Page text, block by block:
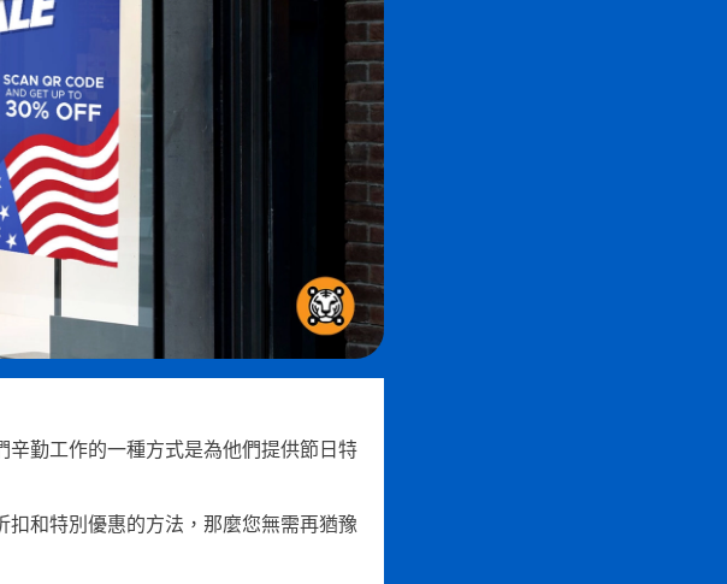
勤工作的一種方式是為他們提供節日特
和特別優惠的方法，那麼您無需再猶豫